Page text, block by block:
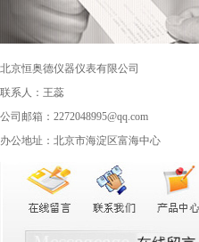
北京恒奥德仪器仪表有限公司
联系人：王蕊
公司邮箱：2272048995@qq.com
办公地址：北京市海淀区富海中心